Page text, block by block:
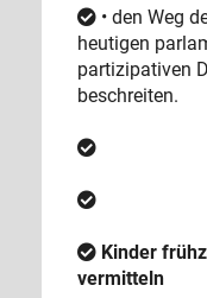
• den Weg
heutigen
partizipativen
beschreiten.
Kinder
vermitteln